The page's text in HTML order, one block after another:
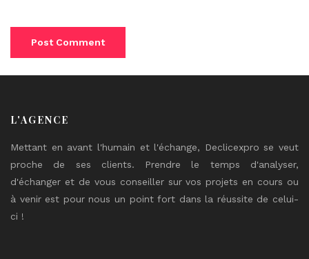
L'AGENCE
Mettant en avant l'humain et l'échange, Declicexpro se veut
proche de ses clients. Prendre le temps d'analyser,
d'échanger et de vous conseiller sur vos projets en cours ou
à venir est pour nous un point fort dans la réussite de celui-
ci !